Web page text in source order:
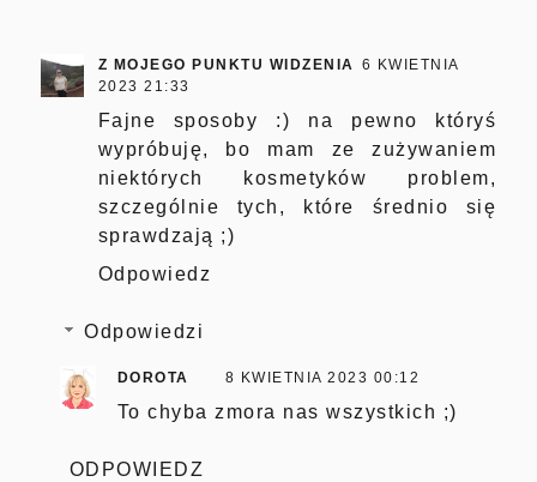
Z MOJEGO PUNKTU WIDZENIA 6 KWIETNIA
2023 21:33
Fajne sposoby :) na pewno któryś
wypróbuję, bo mam ze zużywaniem
niektórych kosmetyków problem,
szczególnie tych, które średnio się
sprawdzają ;)
Odpowiedz
Odpowiedzi
DOROTA 8 KWIETNIA 2023 00:12
To chyba zmora nas wszystkich ;)
ODPOWIEDZ